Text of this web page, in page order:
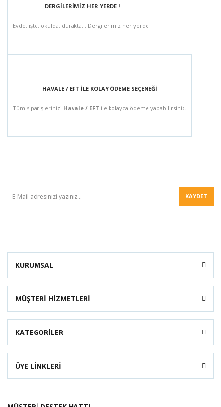
DERGİLERİMİZ HER YERDE !
Evde, işte, okulda, durakta... Dergilerimiz her yerde !
HAVALE / EFT İLE KOLAY ÖDEME SEÇENEĞİ
Tüm siparişlerinizi Havale / EFT ile kolayca ödeme yapabilirsiniz.
KAYDET
KURUMSAL
MÜŞTERİ HİZMETLERİ
KATEGORİLER
ÜYE LİNKLERİ